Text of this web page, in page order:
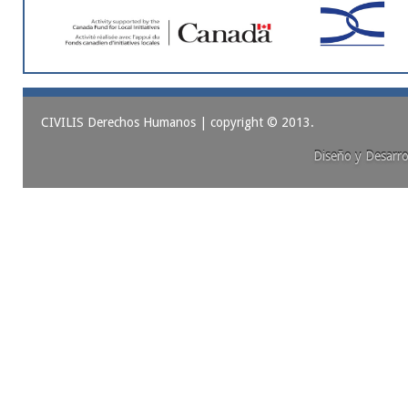
CIVILIS Derechos Humanos| copyright © 2013.
Diseño y